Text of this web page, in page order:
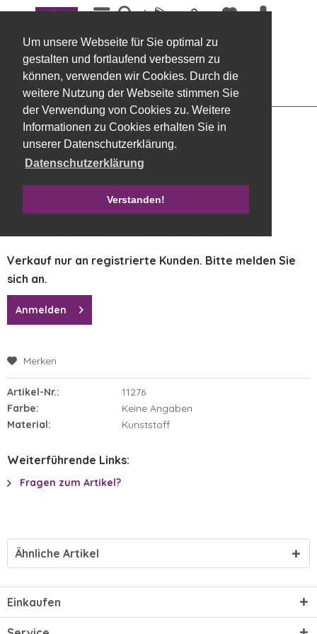
Um unsere Webseite für Sie optimal zu
gestalten und fortlaufend verbessern zu
können, verwenden wir Cookies. Durch die
weitere Nutzung der Webseite stimmen Sie
der Verwendung von Cookies zu. Weitere
Informationen zu Cookies erhalten Sie in
unserer Datenschutzerklärung.
Datenschutzerklärung
Verstanden!
Menü
Übersicht Geräte
Abroller Aufsatz für Bänder "Zac" für 4
Rollen
Verkauf nur an registrierte Kunden. Bitte melden Sie
sich an.
Anmelden
Merken
Artikel-Nr.:
11276
Farbe:
Keine Angaben
Material:
Kunststoff
Weiterführende Links:
Fragen zum Artikel?
Ähnliche Artikel
Einkaufen